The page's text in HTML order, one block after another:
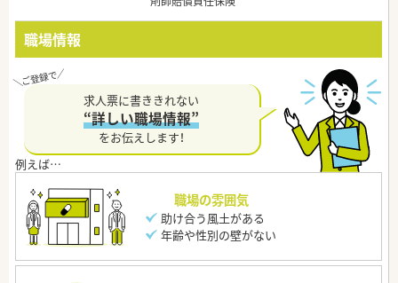
職場情報
求人票に書ききれない
“詳しい職場情報”
をお伝えします！
職場の雰囲気
助け合う風土がある
年齢や性別の壁がない